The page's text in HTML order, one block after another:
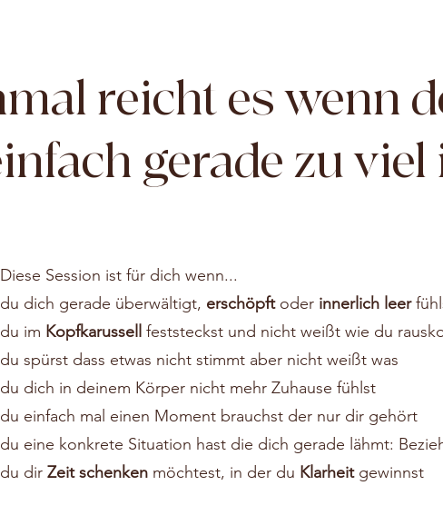
reicht es wenn
gerade zu viel
Diese Session ist für dich wenn...
du dich gerade überwältigt, erschöpftoder innerlich leer
du im Kopfkarussell feststeckst und nicht weißt wie du
du spürst dass etwas nicht stimmt aber nicht weißt was
du dich in deinem Körper nicht mehr Zuhause fühlst
du einfach mal einen Moment brauchst der nur dir gehört
du eine konkrete Situation hast die dich gerade lähmt:
du dir Zeit schenken möchtest, in der du Klarheitgewinnst